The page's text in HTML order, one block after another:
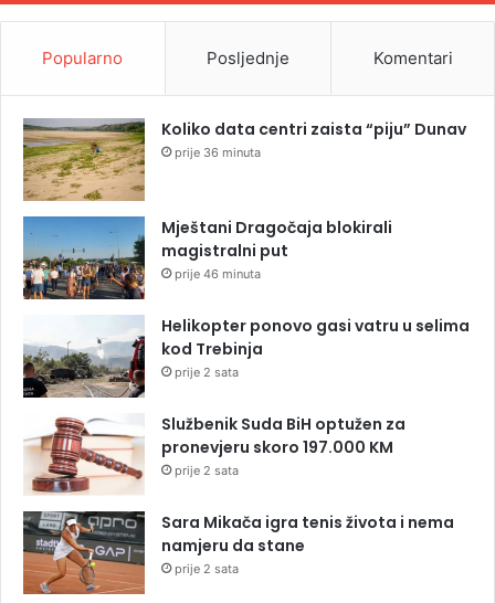
Popularno Posljednje Komentari
Koliko data centri zaista “piju” Dunav
prije 36 minuta
Mještani Dragočaja blokirali
magistralni put
prije 46 minuta
Helikopter ponovo gasi vatru u selima
kod Trebinja
prije 2 sata
Službenik Suda BiH optužen za
pronevjeru skoro 197.000 KM
prije 2 sata
Sara Mikača igra tenis života i nema
namjeru da stane
prije 2 sata